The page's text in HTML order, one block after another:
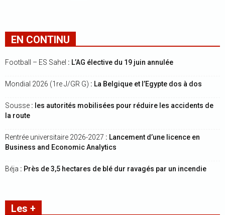
EN CONTINU
Football – ES Sahel : L’AG élective du 19 juin annulée
Mondial 2026 (1re J/GR G) : La Belgique et l’Egypte dos à dos
Sousse : les autorités mobilisées pour réduire les accidents de
la route
Rentrée universitaire 2026-2027 : Lancement d’une licence en
Business and Economic Analytics
Béja : Près de 3,5 hectares de blé dur ravagés par un incendie
Les +